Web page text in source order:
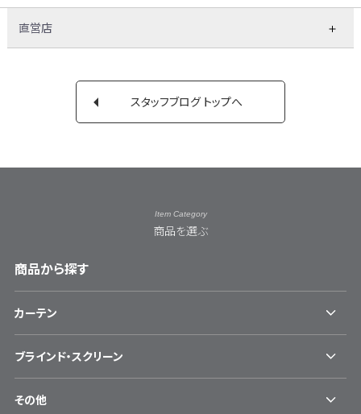
直営店
スタッフブログ トップへ
Item Category
商品を選ぶ
商品から探す
カーテン
ブラインド・スクリーン
その他